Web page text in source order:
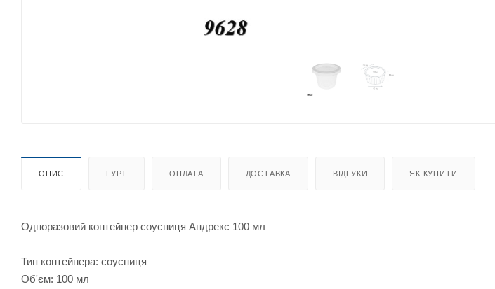
ОПИС ГУРТ ОПЛАТА ДОСТАВКА ВІДГУКИ ЯК КУПИТИ
Одноразовий контейнер соусниця Андрекс 100 мл
Тип контейнера: соусниця
Об'єм: 100 мл